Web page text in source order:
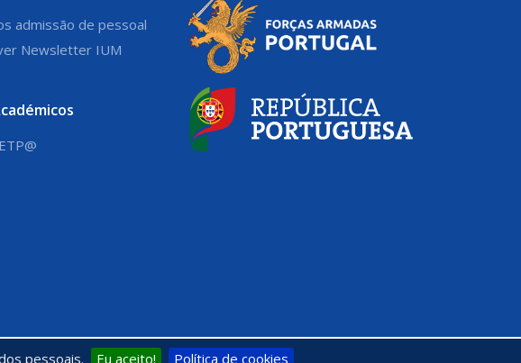
pessoais. Eu aceito! Política de cookies
admissão de pessoal
Newsletter IUM